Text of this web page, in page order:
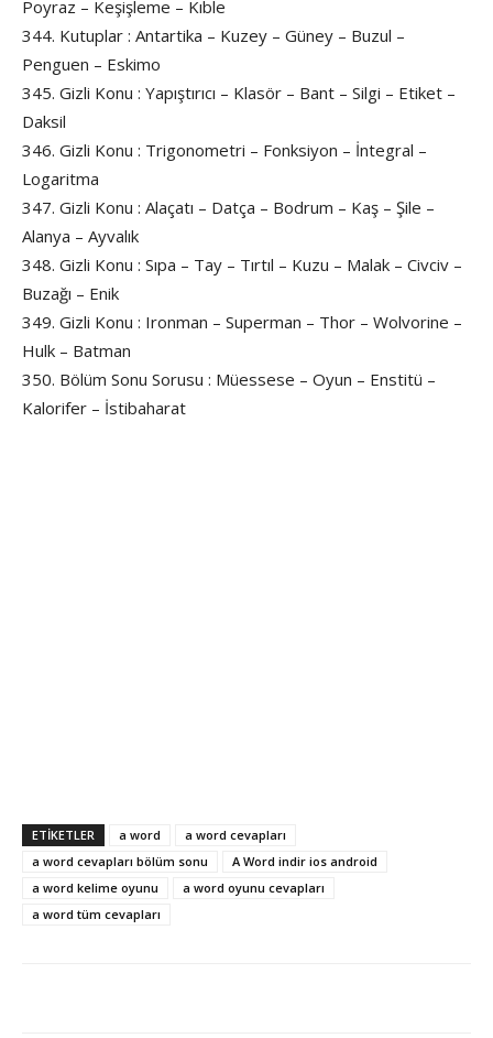
Poyraz – Keşişleme – Kıble
344. Kutuplar : Antartika – Kuzey – Güney – Buzul –
Penguen – Eskimo
345. Gizli Konu : Yapıştırıcı – Klasör – Bant – Silgi – Etiket –
Daksil
346. Gizli Konu : Trigonometri – Fonksiyon – İntegral –
Logaritma
347. Gizli Konu : Alaçatı – Datça – Bodrum – Kaş – Şile –
Alanya – Ayvalık
348. Gizli Konu : Sıpa – Tay – Tırtıl – Kuzu – Malak – Civciv –
Buzağı – Enik
349. Gizli Konu : Ironman – Superman – Thor – Wolvorine –
Hulk – Batman
350. Bölüm Sonu Sorusu : Müessese – Oyun – Enstitü –
Kalorifer – İstibaharat
ETİKETLER a word
a word cevapları
a word cevapları bölüm sonu
A Word indir ios android
a word kelime oyunu
a word oyunu cevapları
a word tüm cevapları